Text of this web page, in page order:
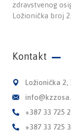
zdravstvenog
Ložionička broj 2.
Kontakt
Ložionička 2,
+387 33 725
+387 33 725